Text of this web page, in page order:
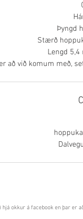
Þyngd
Stærð
Lengd
að við komum með,
hjá okkur á facebook en þar